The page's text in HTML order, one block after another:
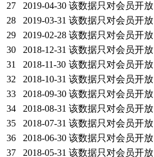
27
2019-04-30 该数据只对会员开放
28
2019-03-31 该数据只对会员开放
29
2019-02-28 该数据只对会员开放
30
2018-12-31 该数据只对会员开放
31
2018-11-30 该数据只对会员开放
32
2018-10-31 该数据只对会员开放
33
2018-09-30 该数据只对会员开放
34
2018-08-31 该数据只对会员开放
35
2018-07-31 该数据只对会员开放
36
2018-06-30 该数据只对会员开放
37
2018-05-31 该数据只对会员开放